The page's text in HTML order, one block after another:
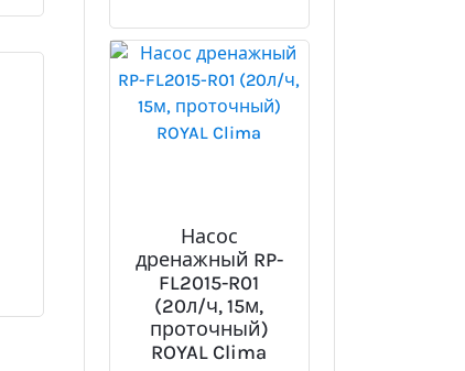
Насос
дренажный RP-
FL2015-R01
(20л/ч, 15м,
проточный)
ROYAL Clima